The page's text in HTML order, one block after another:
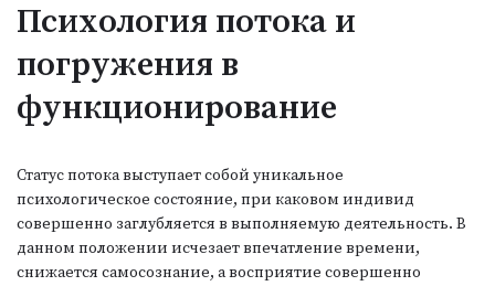
Психология потока и
погружения в
функционирование
Статус потока выступает собой уникальное
психологическое состояние, при каковом индивид
совершенно заглубляется в выполняемую деятельность. В
данном положении исчезает впечатление времени,
снижается самосознание, а восприятие совершенно